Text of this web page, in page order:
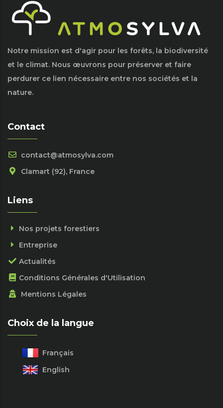
Notre mission est d'agir pour les forêts, la biodiversité
et le climat. Nous œuvrons pour préserver et faire
perdurer ce lien nécessaire entre nos sociétés et la
nature.
Contact
contact@atmosylva.com
Clamart (92), France
Liens
Nos projets forestiers
Entreprise
Actualités
Conditions Générales d'Utilisation
Mentions Légales
Choix de la langue
Français
English